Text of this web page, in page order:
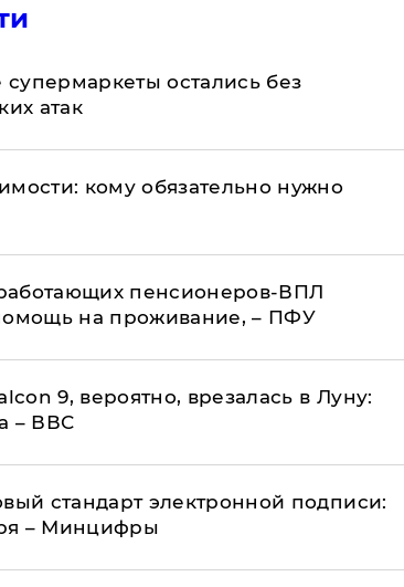
остались без
атак
кому обязательно нужно
пенсионеров-ВПЛ
на проживание, – ПФУ
9, вероятно, врезалась в Луну:
– ВВС
стандарт электронной подписи:
– Минцифры